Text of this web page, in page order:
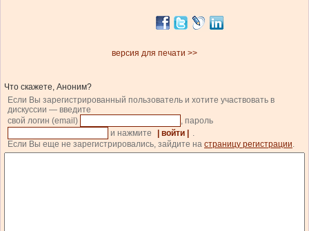
версия для печати >>
Что скажете, Аноним?
Если Вы зарегистрированный пользователь и хотите участвовать в
дискуссии — введите
свой логин (email)
, пароль
и нажмите
| войти |
.
Если Вы еще не зарегистрировались, зайдите на страницу регистрации.